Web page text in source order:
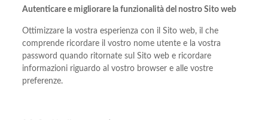
Autenticare e migliorare la funzionalità del nostro Sito web
Ottimizzare la vostra esperienza con il Sito web, il che
comprende ricordare il vostro nome utente e la vostra
password quando ritornate sul Sito web e ricordare
informazioni riguardo al vostro browser e alle vostre
preferenze.